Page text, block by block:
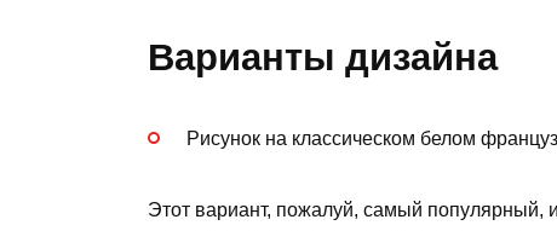
Варианты дизайна
Рисунок на классическом белом
Этот вариант, пожалуй, самый популярный,